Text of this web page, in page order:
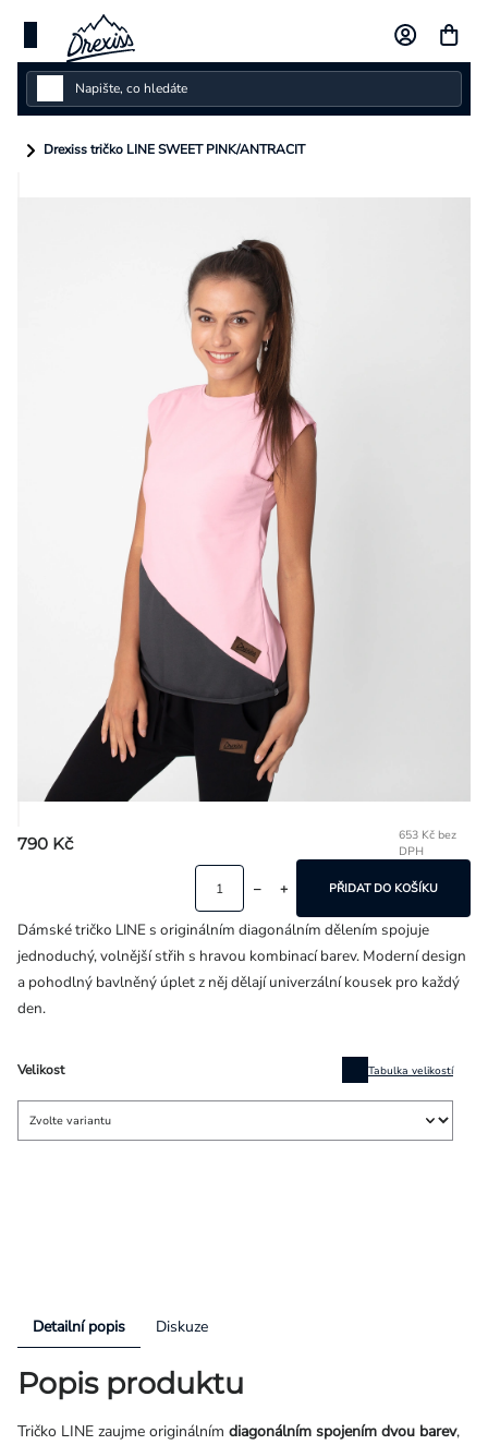
obsah
Dámské
Drexiss tričko LINE SWEET PINK/ANTRACIT
790 Kč
653 Kč bez
DPH
Velikost Tabulka velikostí
PŘIDAT DO KOŠÍKU
Dámské tričko LINE s originálním diagonálním dělením spojuje
jednoduchý, volnější střih s hravou kombinací barev. Moderní design
a pohodlný bavlněný úplet z něj dělají univerzální kousek pro každý
den.
Detailní popis Diskuze
Popis produktu
Tričko LINE zaujme originálním diagonálním spojením dvou barev,